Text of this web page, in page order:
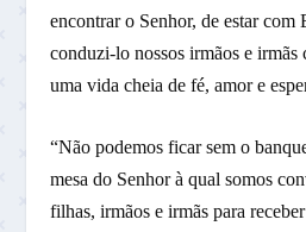
encontrar o Senhor, de estar com
conduzi-lo nossos irmãos e irmãs
uma vida cheia de fé, amor e
“Não podemos ficar sem o
mesa do Senhor à qual somos
filhas, irmãos e irmãs para